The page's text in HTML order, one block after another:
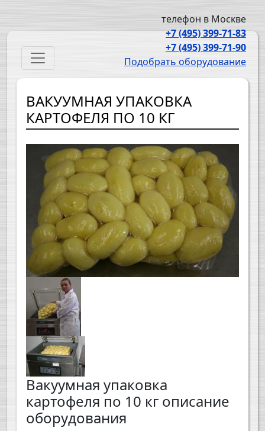
телефон в Москве
+7 (495) 399-71-83
+7 (495) 399-71-90
Подобрать оборудование
Main navigation
ВАКУУМНАЯ УПАКОВКА
КАРТОФЕЛЯ ПО 10 КГ
Вакуумная упаковка
картофеля по 10 кг описание
оборудования